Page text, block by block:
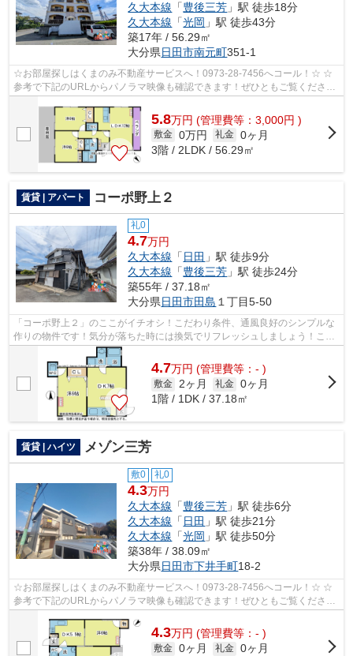
久大本線 「豊後三芳 」駅 徒歩18分
久大本線 「光岡 」駅 徒歩43分
築17年 / 56.29㎡
大分県日田市南元町351-1
☆お部屋探しはくまのみ不動産サービスへ！0973-28-7456へコール！☆ ☆
参考で下記のURLからパノラマ映像も確認できます！ぜひともご覧くださ
5.8万円 (管理費等：3,000円 )
敷金 0万円 礼金 0ヶ月
3階 / 2LDK / 56.29㎡
賃貸 | アパート コーポ野上２
礼0
4.7万円
久大本線 「 日田 」駅 徒歩9分
久大本線 「豊後三芳 」駅 徒歩24分
築55年 / 37.18㎡
大分県日田市田島 １丁目5-50
「コーポ野上２」のここがイチオシ！こだわり条件、通風良好のシンプルな
作りの物件です！気分が落ちた時には換気でリフレッシュしましょう！こち
らの物件はアパートです！近くに2駅あ...
4.7万円 (管理費等：- )
敷金 2ヶ月 礼金 0ヶ月
1階 / 1DK / 37.18㎡
賃貸 | ハイツ メゾン三芳
敷0 礼0
4.3万円
久大本線 「豊後三芳 」駅 徒歩6分
久大本線 「 日田 」駅 徒歩21分
久大本線 「光岡 」駅 徒歩50分
築38年 / 38.09㎡
大分県日田市下井手町18-2
☆お部屋探しはくまのみ不動産サービスへ！0973-28-7456へコール！☆ ☆
参考で下記のURLからパノラマ映像も確認できます！ぜひともご覧くださ
い。☆ メゾン三芳103号室 パノラマ写真流用...
4.3万円 (管理費等：- )
敷金 0ヶ月 礼金 0ヶ月